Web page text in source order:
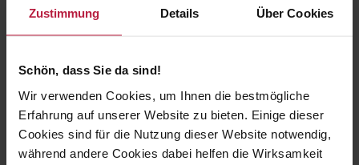
Zustimmung Details Über Cookies
Schön, dass Sie da sind!
Wir verwenden Cookies, um Ihnen die bestmögliche
Erfahrung auf unserer Website zu bieten. Einige dieser
Cookies sind für die Nutzung dieser Website notwendig,
während andere Cookies dabei helfen die Wirksamkeit
shutterstock.com
©Nils Jacobi/ #1844153299
©AlexanderDubrovsky /#1692288550 /
shutterstock.com
©Anciens Huang/ #1748021741/shutterstock.com
©Andriy Blokhin/#1449069047/shutterstock.com